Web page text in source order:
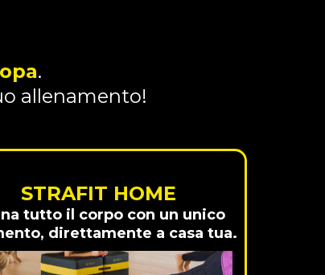
.
allenamento!
STRAFIT HOME
tutto il corpo con un unico
direttamente a casa tua.